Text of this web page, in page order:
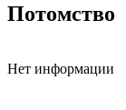
Потомство
Нет информации